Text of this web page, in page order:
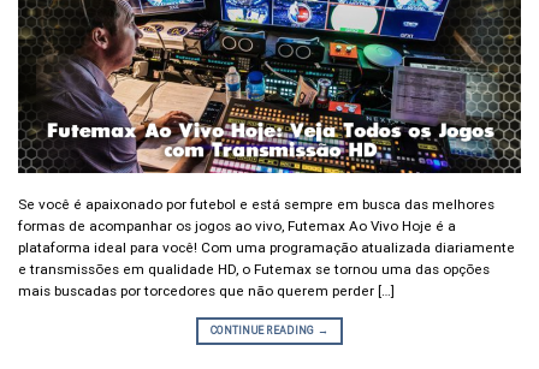
Se você é apaixonado por futebol e está sempre em busca das melhores
formas de acompanhar os jogos ao vivo, Futemax Ao Vivo Hoje é a
plataforma ideal para você! Com uma programação atualizada diariamente
e transmissões em qualidade HD, o Futemax se tornou uma das opções
mais buscadas por torcedores que não querem perder […]
CONTINUE READING →